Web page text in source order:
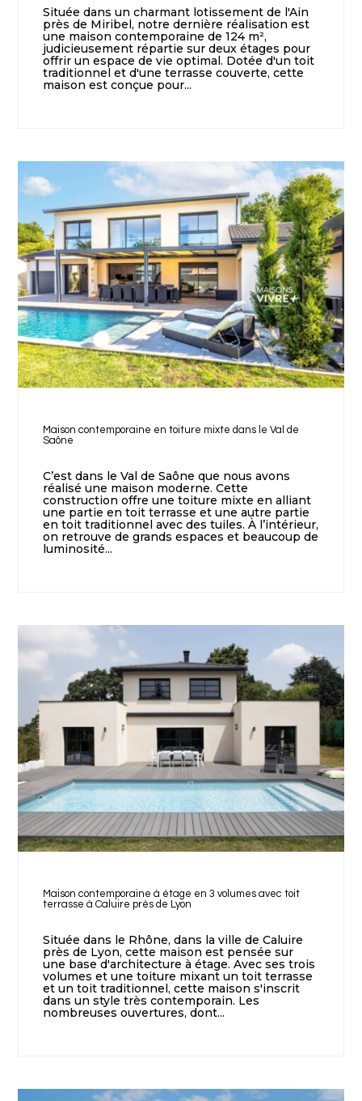
Située dans un charmant lotissement de l'Ain
près de Miribel, notre dernière réalisation est
une maison contemporaine de 124 m²,
judicieusement répartie sur deux étages pour
offrir un espace de vie optimal. Dotée d'un toit
traditionnel et d'une terrasse couverte, cette
maison est conçue pour...
Maison contemporaine en toiture mixte dans le Val de
Saône
C’est dans le Val de Saône que nous avons
réalisé une maison moderne. Cette
construction offre une toiture mixte en alliant
une partie en toit terrasse et une autre partie
en toit traditionnel avec des tuiles. À l’intérieur,
on retrouve de grands espaces et beaucoup de
luminosité...
Maison contemporaine à étage en 3 volumes avec toit
terrasse à Caluire près de Lyon
Située dans le Rhône, dans la ville de Caluire
près de Lyon, cette maison est pensée sur
une base d'architecture à étage. Avec ses trois
volumes et une toiture mixant un toit terrasse
et un toit traditionnel, cette maison s'inscrit
dans un style très contemporain. Les
nombreuses ouvertures, dont...